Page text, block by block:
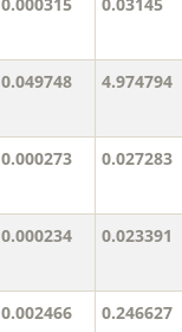
0.049748 4.974794
0.000273 0.027283
0.000234 0.023391
0.002466 0.246627